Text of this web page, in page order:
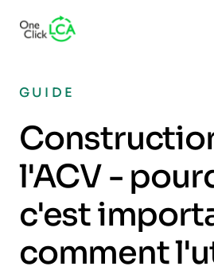
GUIDE
l'ACV -
c'est
comment